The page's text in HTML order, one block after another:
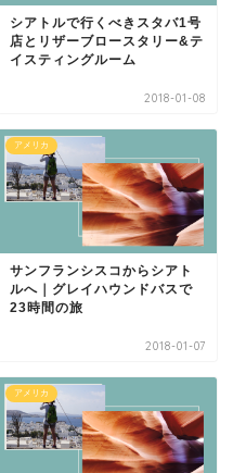
シアトルで行くべきスタバ1号
店とリザーブロースタリー&テ
イスティングルーム
2018-01-08
アメリカ
サンフランシスコからシアト
ルへ｜グレイハウンドバスで
23時間の旅
2018-01-07
アメリカ